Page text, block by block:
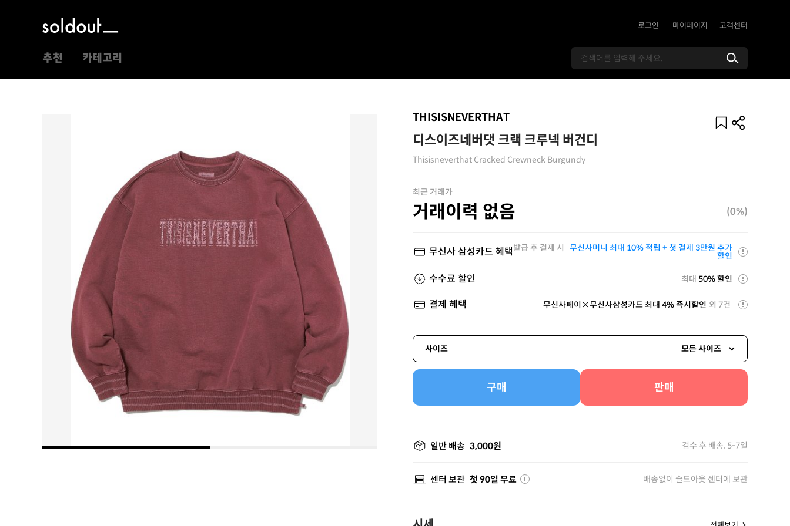
로그인 마이페이지 고객센터
추천 카테고리
THISISNEVERTHAT
디스이즈네버댓 크랙 크루넥 버건디
Thisisneverthat Cracked Crewneck Burgundy
최근 거래가
거래이력 없음 (0%)
무신사 삼성카드 혜택발급 후 결제 시 무신사머니 최대 10% 적립 + 첫 결제 3만원 추가
할인
수수료 할인 최대 50% 할인
결제 혜택 무신사페이×무신사삼성카드 최대 4% 즉시할인 외 7건
사이즈 모든 사이즈
구매 판매
일반 배송 3,000원 검수 후 배송, 5-7일
센터 보관 첫 90일 무료 배송없이 솔드아웃 센터에 보관